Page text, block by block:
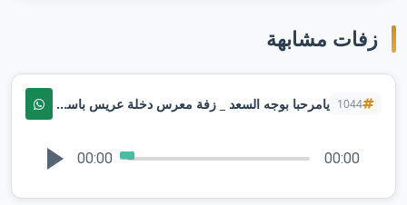
زفات مشابهة
1044 يامرحبا بوجه السعد _ زفة معرس دخلة عريس باسم محمد _ 2025 ( نجم )
00:00 00:00